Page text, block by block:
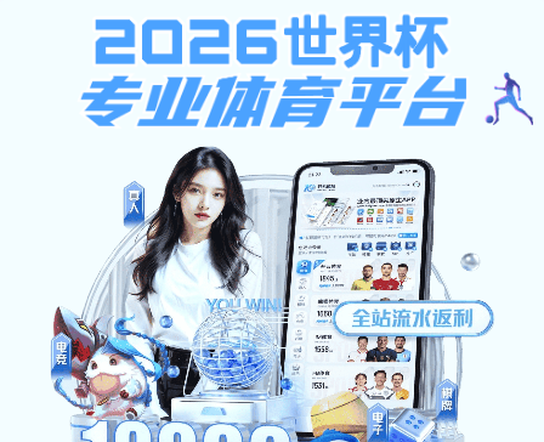
123696澳门论坛
123696澳门论坛:科技信息